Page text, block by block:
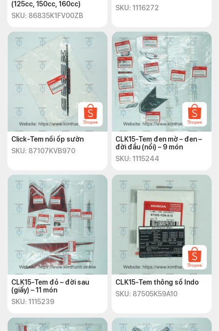
(125cc, 150cc, 160cc)
SKU: 86835K1FV00ZB
SKU: 1116272
Click-Tem nổi ốp sườn
SKU: 87107KVB970
CLK15-Tem đen mờ – đen –
đời đầu (nổi) – 9 món
SKU: 1115244
CLK15-Tem đỏ – đời sau
(giấy) – 11 món
SKU: 1115239
CLK15-Tem thông số Indo
SKU: 87505K59A10